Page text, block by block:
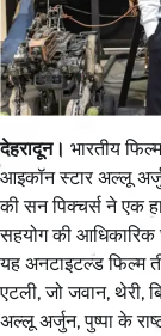
देहरादून। भारतीय
आइकॉन स्टार अल्लू
की सन पिक्चर्स ने एक
सहयोग की आधिकारिक
यह अनटाइटल्ड फिल्म
एटली, जो जवान, थेरी,
अल्लू अर्जुन, पुष्पा के